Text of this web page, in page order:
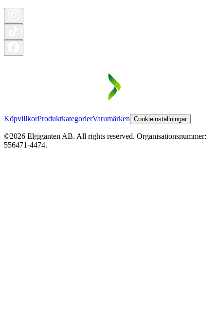
KöpvillkorProduktkategorierVarumärken Cookieinställningar
©2026 Elgiganten AB. All rights reserved. Organisationsnummer:
556471-4474.